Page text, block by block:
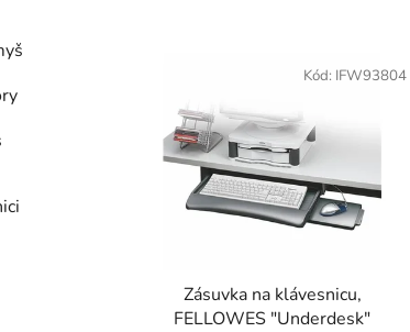
Zásuvka na klávesnicu,
FELLOWES "Underdesk"
Kód: IFW93804